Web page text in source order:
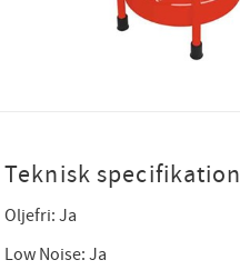
Teknisk specifikation
Oljefri: Ja
Low Noise: Ja